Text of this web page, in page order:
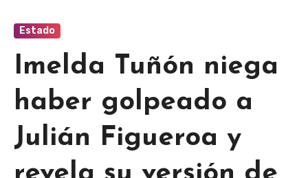
Estado
Imelda Tuñón niega
haber golpeado a
Julián Figueroa y